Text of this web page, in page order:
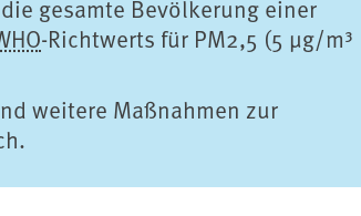
gesamte Bevölkerung einer
-Richtwerts für PM2,5 (5 µg/m³
weitere Maßnahmen zur